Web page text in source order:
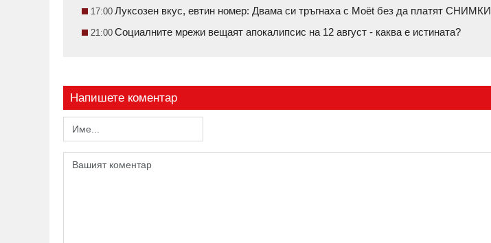
17:00 Луксозен вкус, евтин номер: Двама си тръгнаха с Moët без да платят СНИМКИ
21:00 Социалните мрежи вещаят апокалипсис на 12 август - каква е истината?
Напишете коментар